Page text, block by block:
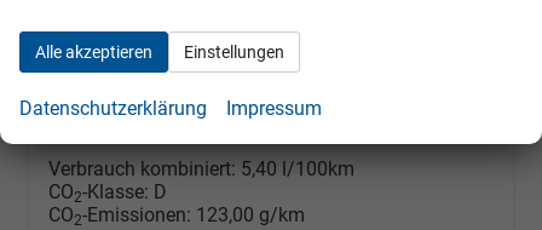
110 kW (150 PS) Kilometerstand
01.08.2026
33.490,– €
Verbrauch kombiniert: 5,40 l/100km
CO2-Klasse: D
CO2-Emissionen: 123,00 g/km
Alle akzeptieren Einstellungen
Datenschutzerklärung Impressum